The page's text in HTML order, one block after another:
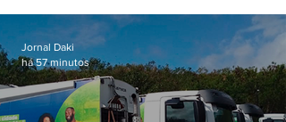
secretário morto em 2020
Jornal Daki
há 57 minutos